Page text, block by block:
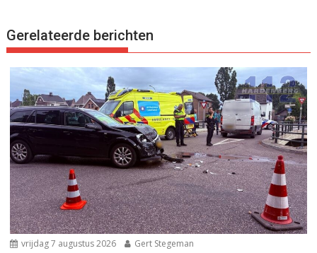
Gerelateerde berichten
vrijdag 7 augustus 2026 Gert Stegeman